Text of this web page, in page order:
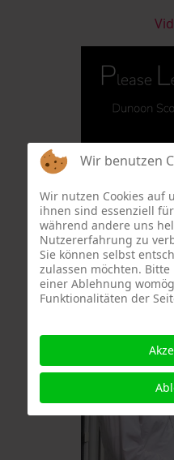
mit
Herr
Deutschland
Wir benutzen
Wir nutzen Cookies auf
ihnen sind essenziell
während andere uns
Nutzererfahrung zu
Sie können selbst
zulassen möchten. Bitte
einer Ablehnung
Funktionalitäten der